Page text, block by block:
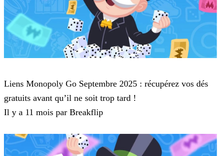
Liens Monopoly Go Septembre 2025 : récupérez vos dés
gratuits avant qu’il ne soit trop tard !
Il y a 11 mois par Breakflip